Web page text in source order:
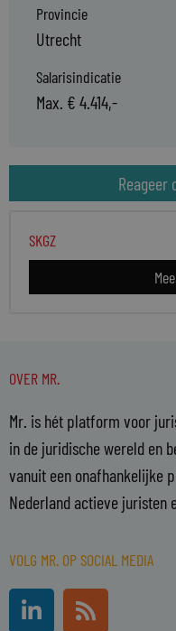
Provincie
Utrecht
Salarisindicatie
Max. € 4.414,-
Reageer
SKGZ
OVER MR.
Mr. is hét platform voor
in de juridische wereld en
vanuit een onafhankelijke
Nederland actieve juristen
VOLG MR. OP SOCIAL MEDIA
L
i
R
s